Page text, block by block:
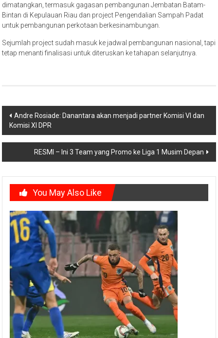
dimatangkan, termasuk gagasan pembangunan Jembatan Batam-
Bintan di Kepulauan Riau dan project Pengendalian Sampah Padat
untuk pembangunan perkotaan berkesinambungan.
Sejumlah project sudah masuk ke jadwal pembangunan nasional, tapi
tetap menanti finalisasi untuk diteruskan ke tahapan selanjutnya.
Post
navigation
Andre Rosiade: Danantara akan menjadi partner Komisi VI dan
Komisi XI DPR
RESMI – Ini 3 Team yang Promo ke Liga 1 Musim Depan
You May Also Like